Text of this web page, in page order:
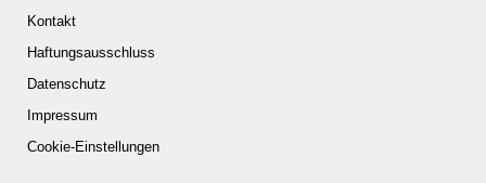
Kontakt
Haftungsausschluss
Datenschutz
Impressum
Cookie-Einstellungen